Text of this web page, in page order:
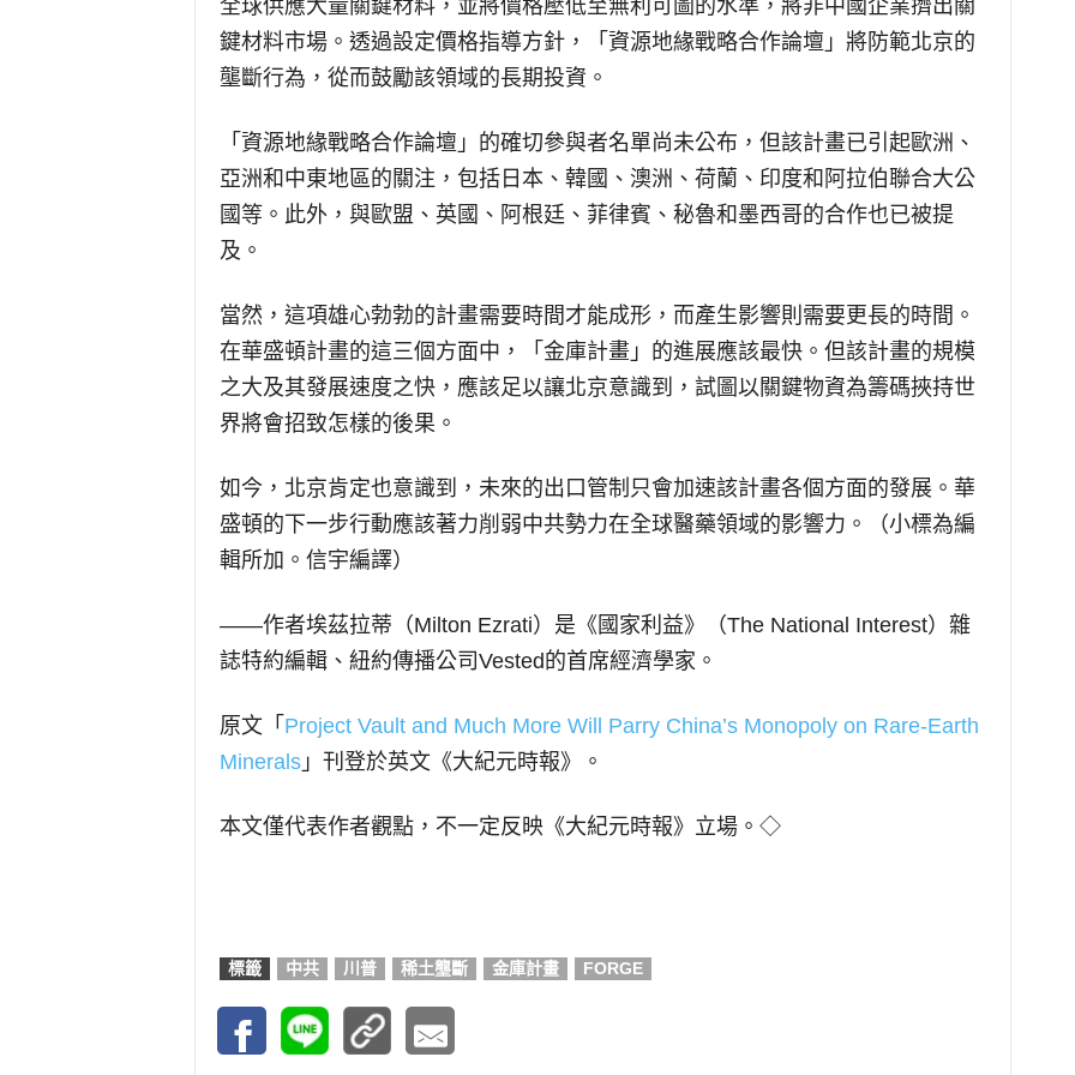
全球供應大量關鍵材料，並將價格壓低至無利可圖的水準，將非中國企業擠出關
鍵材料市場。透過設定價格指導方針，「資源地緣戰略合作論壇」將防範北京的
壟斷行為，從而鼓勵該領域的長期投資。
「資源地緣戰略合作論壇」的確切參與者名單尚未公布，但該計畫已引起歐洲、
亞洲和中東地區的關注，包括日本、韓國、澳洲、荷蘭、印度和阿拉伯聯合大公
國等。此外，與歐盟、英國、阿根廷、菲律賓、秘魯和墨西哥的合作也已被提
及。
當然，這項雄心勃勃的計畫需要時間才能成形，而產生影響則需要更長的時間。
在華盛頓計畫的這三個方面中，「金庫計畫」的進展應該最快。但該計畫的規模
之大及其發展速度之快，應該足以讓北京意識到，試圖以關鍵物資為籌碼挾持世
界將會招致怎樣的後果。
如今，北京肯定也意識到，未來的出口管制只會加速該計畫各個方面的發展。華
盛頓的下一步行動應該著力削弱中共勢力在全球醫藥領域的影響力。（小標為編
輯所加。信宇編譯）
——作者埃茲拉蒂（Milton Ezrati）是《國家利益》（The National Interest）雜
誌特約編輯、紐約傳播公司Vested的首席經濟學家。
原文「 Project Vault and Much More Will Parry China’s Monopoly on Rare-Earth
Minerals」刊登於英文《大紀元時報》。
本文僅代表作者觀點，不一定反映《大紀元時報》立場。◇
標籤 中共 川普 稀土壟斷 金庫計畫 FORGE